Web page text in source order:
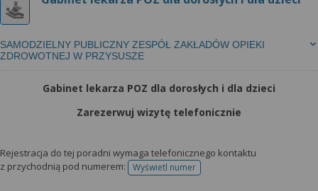
SAMODZIELNY PUBLICZNY ZESPÓŁ ZAKŁADÓW OPIEKI
ZDROWOTNEJ W PRZYSUSZE
Gabinet lekarza POZ dla dorosłych i dla dzieci
Zarezerwuj wizytę telefonicznie
Rejestracja do tej poradni wymaga telefonicznego kontaktu
z przychodnią pod numerem:
Wyświetl numertelefonu do rejestracji